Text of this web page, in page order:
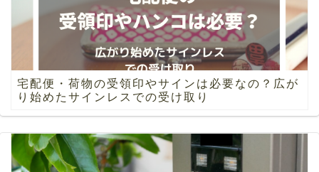
宅配便・荷物の受領印やサインは必要なの？広が
り始めたサインレスでの受け取り